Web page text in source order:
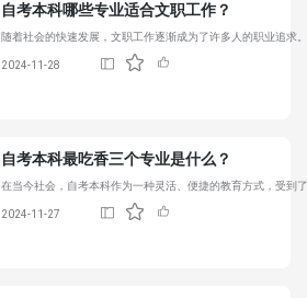
自考本科哪些专业适合文职工作？
随着社会的快速发展，文职工作逐渐成为了许多人的职业追求
2024-11-28
自考本科最吃香三个专业是什么？
在当今社会，自考本科作为一种灵活、便捷的教育方式，受到
2024-11-27